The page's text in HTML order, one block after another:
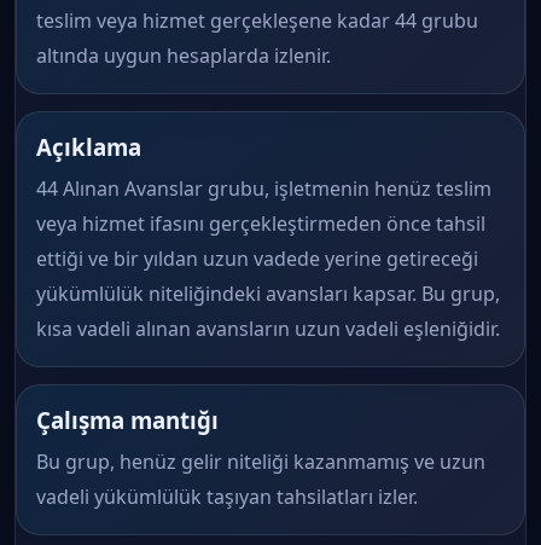
teslim veya hizmet gerçekleşene kadar 44 grubu
altında uygun hesaplarda izlenir.
Açıklama
44 Alınan Avanslar grubu, işletmenin henüz teslim
veya hizmet ifasını gerçekleştirmeden önce tahsil
ettiği ve bir yıldan uzun vadede yerine getireceği
yükümlülük niteliğindeki avansları kapsar. Bu grup,
kısa vadeli alınan avansların uzun vadeli eşleniğidir.
Çalışma mantığı
Bu grup, henüz gelir niteliği kazanmamış ve uzun
vadeli yükümlülük taşıyan tahsilatları izler.